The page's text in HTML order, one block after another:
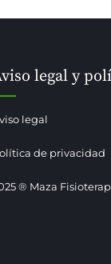
legal y
legal
de privacidad
® Maza